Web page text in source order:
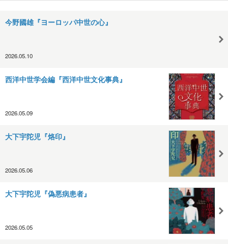
今野國雄『ヨーロッパ中世の心』
2026.05.10
西洋中世学会編『西洋中世文化事典』
2026.05.09
大下宇陀児『烙印』
2026.05.06
大下宇陀児『偽悪病患者』
2026.05.05